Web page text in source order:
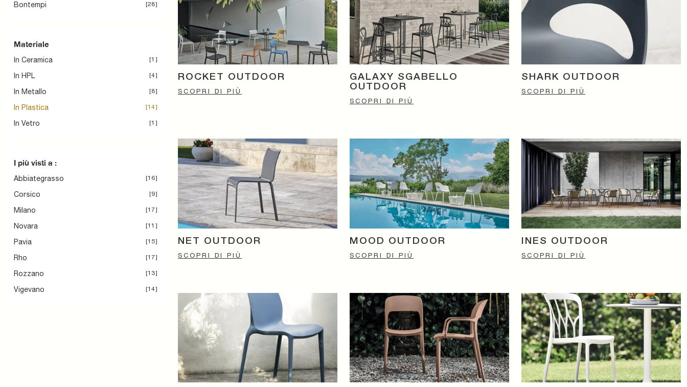
Bontempi 28
Materiale
In Ceramica 1
In HPL 4
In Metallo 8
In Plastica 14
In Vetro 1
I più visti a :
Abbiategrasso 16
Corsico 9
Milano 17
Novara 11
Pavia 15
Rho 17
Rozzano 13
Vigevano 14
ROCKET OUTDOOR
SCOPRI DI PIÙ
GALAXY SGABELLO
OUTDOOR
SCOPRI DI PIÙ
SHARK OUTDOOR
SCOPRI DI PIÙ
NET OUTDOOR
SCOPRI DI PIÙ
MOOD OUTDOOR
SCOPRI DI PIÙ
INES OUTDOOR
SCOPRI DI PIÙ